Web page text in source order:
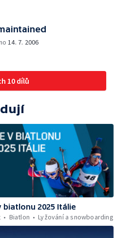
14. 7. 2006
10 dílů
biatlonu 2025 Itálie
Biatlon Lyžování a snowboarding